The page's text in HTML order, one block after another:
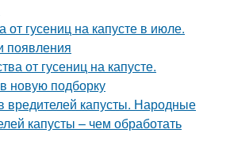
от гусениц на капусте в июле.
появления
от гусениц на капусте.
новую подборку
вредителей капусты. Народные
капусты – чем обработать